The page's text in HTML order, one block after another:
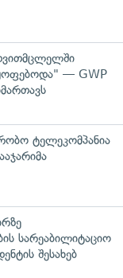
— GWP
ტელეკომპანია
სარეაბილიტაციო
შესახებ